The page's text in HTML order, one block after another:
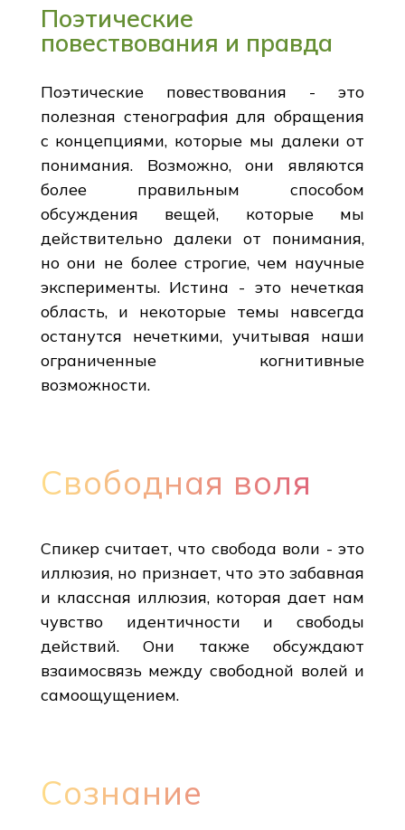
Поэтические
повествования и правда
Поэтические повествования - это
полезная стенография для обращения
с концепциями, которые мы далеки от
понимания. Возможно, они являются
более правильным способом
обсуждения вещей, которые мы
действительно далеки от понимания,
но они не более строгие, чем научные
эксперименты. Истина - это нечеткая
область, и некоторые темы навсегда
останутся нечеткими, учитывая наши
ограниченные когнитивные
возможности.
Свободная воля
Спикер считает, что свобода воли - это
иллюзия, но признает, что это забавная
и классная иллюзия, которая дает нам
чувство идентичности и свободы
действий. Они также обсуждают
взаимосвязь между свободной волей и
самоощущением.
Сознание